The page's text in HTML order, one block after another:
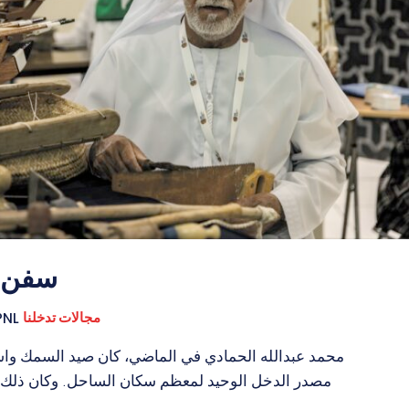
سفن
مجالات تدخلنا
محمد عبدالله الحمادي في الماضي، كان صيد
مصدر الدخل الوحيد لمعظم سكان الساحل. وكان